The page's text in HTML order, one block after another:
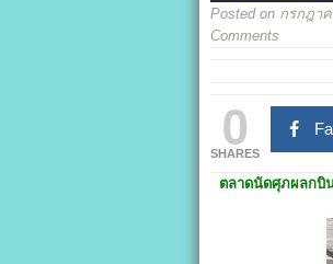
Posted on กรกฎา
Comments
0
SHARES
ตลาดนัดศุภผลกบิ